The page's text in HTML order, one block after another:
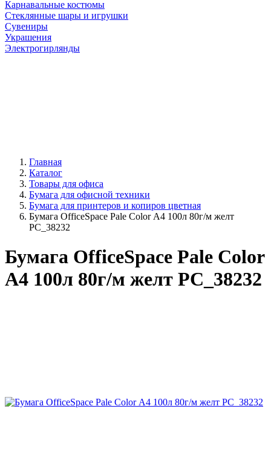
Карнавальные костюмы
Стеклянные шары и игрушки
Сувениры
Украшения
Электрогирлянды
Главная
Каталог
Товары для офиса
Бумага для офисной техники
Бумага для принтеров и копиров цветная
Бумага OfficeSpace Pale Color А4 100л 80г/м желт
РС_38232
Бумага OfficeSpace Pale Color
А4 100л 80г/м желт РС_38232